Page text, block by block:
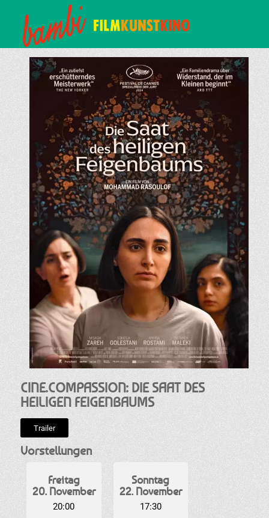
CINE.COMPASSION: DIE SAAT DES
HEILIGEN FEIGENBAUMS
Trailer
Vorstellungen
Freitag
20. November
20:00
Sonntag
22. November
17:30